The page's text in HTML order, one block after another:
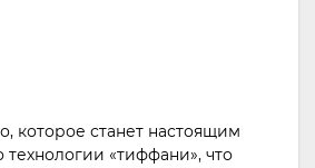
которое станет настоящим
«тиффани», что